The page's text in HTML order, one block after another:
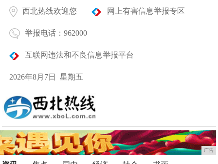
西北热线欢迎您 网上有害信息举报专区
举报电话：962000
互联网违法和不良信息举报平台
2026年8月7日 星期五
广告